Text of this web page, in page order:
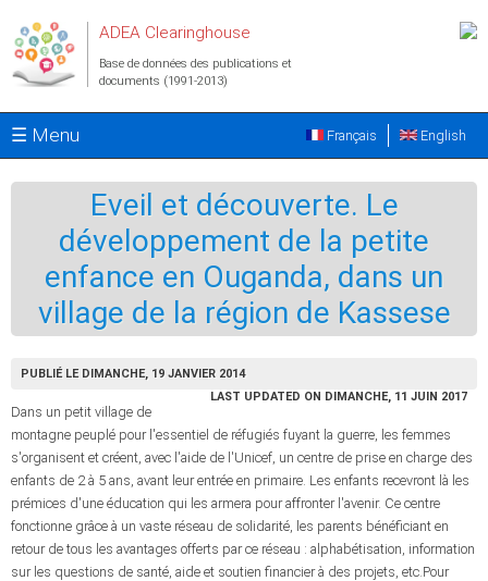
ADEA Clearinghouse
Base de données des publications et
documents (1991-2013)
☰ Menu English
Français
Eveil et découverte. Le
développement de la petite
enfance en Ouganda, dans un
village de la région de Kassese
PUBLIÉ LE DIMANCHE, 19 JANVIER 2014
LAST UPDATED ON DIMANCHE, 11 JUIN 2017
Dans un petit village de
montagne peuplé pour l'essentiel de réfugiés fuyant la guerre, les femmes
s'organisent et créent, avec l'aide de l'Unicef, un centre de prise en charge des
enfants de 2 à 5 ans, avant leur entrée en primaire. Les enfants recevront là les
prémices d'une éducation qui les armera pour affronter l'avenir. Ce centre
fonctionne grâce à un vaste réseau de solidarité, les parents bénéficiant en
retour de tous les avantages offerts par ce réseau : alphabétisation, information
sur les questions de santé, aide et soutien financier à des projets, etc.Pour